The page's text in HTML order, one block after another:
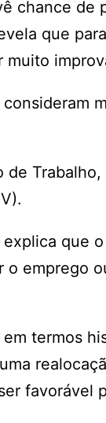
chance
que
muito
que
emprego
termos
favorável